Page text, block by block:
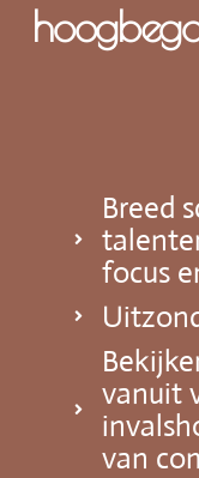
Breed
focus
vanuit
van